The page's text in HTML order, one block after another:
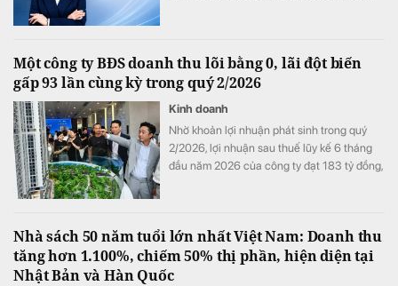
doanh nghiệp, nữ CEO sinh năm 1982 được
kỳ vọng sẽ dẫn dắt Eximbank bước vào giai
Một công ty BĐS doanh thu lõi bằng 0, lãi đột biến
gấp 93 lần cùng kỳ trong quý 2/2026
Kinh doanh
Nhờ khoản lợi nhuận phát sinh trong quý
2/2026, lợi nhuận sau thuế lũy kế 6 tháng
đầu năm 2026 của công ty đạt 183 tỷ đồng,
Nhà sách 50 năm tuổi lớn nhất Việt Nam: Doanh thu
tăng hơn 1.100%, chiếm 50% thị phần, hiện diện tại
Nhật Bản và Hàn Quốc